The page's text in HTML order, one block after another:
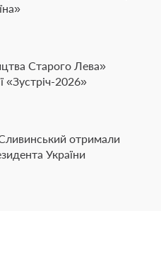
Старого Лева»
«Зустріч-2026»
отримали
України